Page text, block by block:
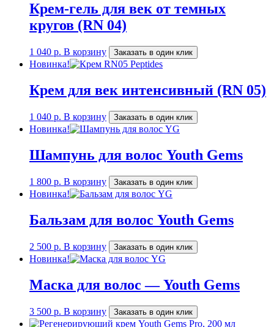
Крем-гель для век от темных
кругов (RN 04)
1 040 р. В корзину Заказать в один клик
Новинка!
Крем для век интенсивный (RN 05)
1 040 р. В корзину Заказать в один клик
Новинка!
Шампунь для волос Youth Gems
1 800 р. В корзину Заказать в один клик
Новинка!
Бальзам для волос Youth Gems
2 500 р. В корзину Заказать в один клик
Новинка!
Маска для волос — Youth Gems
3 500 р. В корзину Заказать в один клик